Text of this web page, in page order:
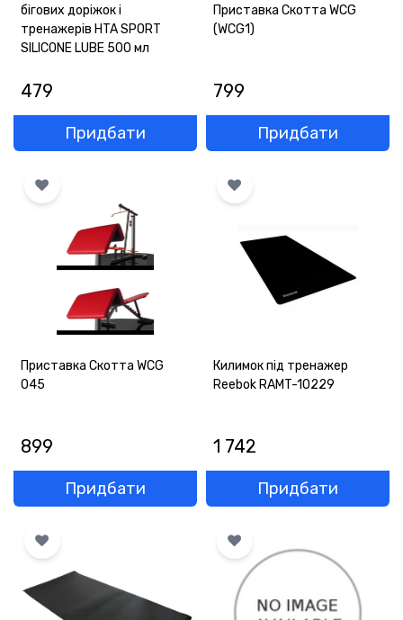
бігових доріжок і
тренажерів HTA SPORT
SILICONE LUBE 500 мл
479
Придбати
Приставка Скотта WCG
(WCG1)
799
Придбати
Приставка Скотта WCG
045
899
Придбати
Килимок під тренажер
Reebok RAMT-10229
1 742
Придбати